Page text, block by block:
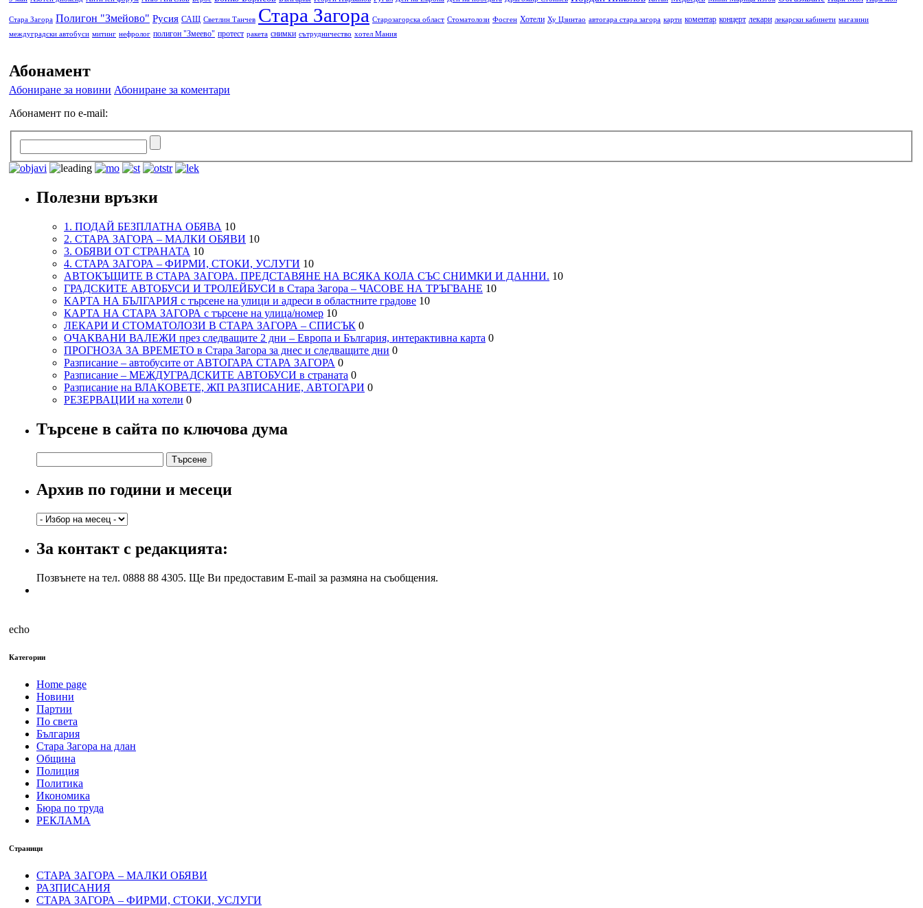
Стара Загора Полигон "Змейово" Русия САЩ Светлин Танчев Стара Загора Старозагорска област Стоматолози Фосген Хотели Ху Цзинтао автогара стара загора карти коментар концерт лекари лекарски кабинети магазини
междуградски автобуси митинг нефролог полигон "Змеево" протест ракета снимки сътрудничество хотел Мания
Абонамент
Абониране за новини Абониране за коментари
Абонамент по e-mail:
Полезни връзки
1. ПОДАЙ БЕЗПЛАТНА ОБЯВА 10
2. СТАРА ЗАГОРА – МАЛКИ ОБЯВИ 10
3. ОБЯВИ ОТ СТРАНАТА 10
4. СТАРА ЗАГОРА – ФИРМИ, СТОКИ, УСЛУГИ 10
АВТОКЪЩИТЕ В СТАРА ЗАГОРА. ПРЕДСТАВЯНЕ НА ВСЯКА КОЛА СЪС СНИМКИ И ДАННИ. 10
ГРАДСКИТЕ АВТОБУСИ И ТРОЛЕЙБУСИ в Стара Загора – ЧАСОВЕ НА ТРЪГВАНЕ 10
КАРТА НА БЪЛГАРИЯ с търсене на улици и адреси в областните градове 10
КАРТА НА СТАРА ЗАГОРА с търсене на улица/номер 10
ЛЕКАРИ И СТОМАТОЛОЗИ В СТАРА ЗАГОРА – СПИСЪК 0
ОЧАКВАНИ ВАЛЕЖИ през следващите 2 дни – Европа и България, интерактивна карта 0
ПРОГНОЗА ЗА ВРЕМЕТО в Стара Загора за днес и следващите дни 0
Разписание – автобусите от АВТОГАРА СТАРА ЗАГОРА 0
Разписание – МЕЖДУГРАДСКИТЕ АВТОБУСИ в страната 0
Разписание на ВЛАКОВЕТЕ, ЖП РАЗПИСАНИЕ, АВТОГАРИ 0
РЕЗЕРВАЦИИ на хотели 0
Търсене в сайта по ключова дума
за:
Архив по години и месеци
Архив
години
и
За контакт с редакцията:
Позвънете на тел. 0888 88 4305. Ще Ви предоставим E-mail за размяна на съобщения.
echo
Категории
Home page
Новини
Партии
По света
България
Стара Загора на длан
Община
Полиция
Политика
Икономика
Бюра по труда
РЕКЛАМА
Страници
СТАРА ЗАГОРА – МАЛКИ ОБЯВИ
РАЗПИСАНИЯ
СТАРА ЗАГОРА – ФИРМИ, СТОКИ, УСЛУГИ